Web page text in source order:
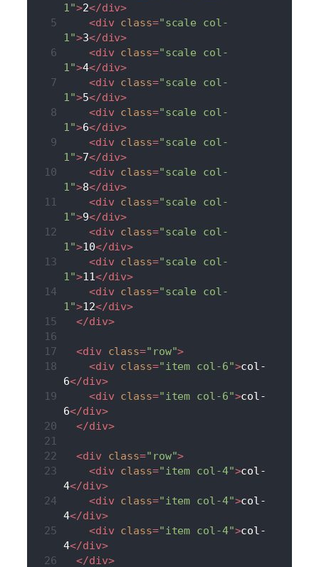
1">2</div>
<div class="scale col-
1">3</div>
<div class="scale col-
1">4</div>
<div class="scale col-
1">5</div>
<div class="scale col-
1">6</div>
<div class="scale col-
1">7</div>
<div class="scale col-
1">8</div>
<div class="scale col-
1">9</div>
<div class="scale col-
1">10</div>
<div class="scale col-
1">11</div>
<div class="scale col-
1">12</div>
</div>
<div class="row">
<div class="item col-6">col-
6</div>
<div class="item col-6">col-
6</div>
</div>
<div class="row">
<div class="item col-4">col-
4</div>
<div class="item col-4">col-
4</div>
<div class="item col-4">col-
4</div>
</div>